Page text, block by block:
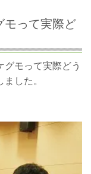
って実際ど
グモって実際どう
した。